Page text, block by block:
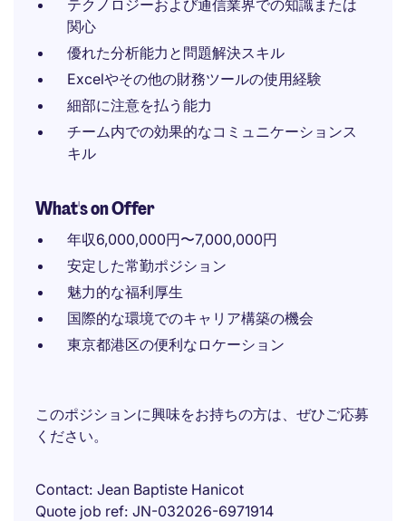
テクノロジーおよび通信業界での知識または
関心
優れた分析能力と問題解決スキル
Excelやその他の財務ツールの使用経験
細部に注意を払う能力
チーム内での効果的なコミュニケーションス
キル
What's on Offer
年収6,000,000円〜7,000,000円
安定した常勤ポジション
魅力的な福利厚生
国際的な環境でのキャリア構築の機会
東京都港区の便利なロケーション
このポジションに興味をお持ちの方は、ぜひご応募
ください。
Contact Jean Baptiste Hanicot
Quote job ref JN-032026-6971914